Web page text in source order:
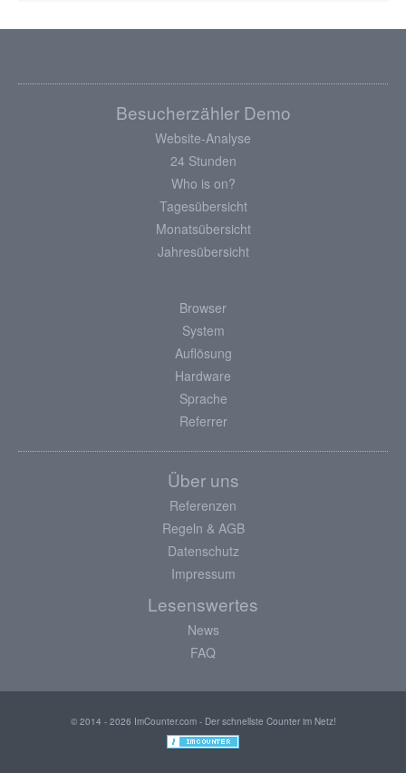
Besucherzähler Demo
Website-Analyse
24 Stunden
Who is on?
Tagesübersicht
Monatsübersicht
Jahresübersicht
Browser
System
Auflösung
Hardware
Sprache
Referrer
Über uns
Referenzen
Regeln & AGB
Datenschutz
Impressum
Lesenswertes
News
FAQ
© 2014 - 2026 ImCounter.com - Der schnellste Counter im Netz!